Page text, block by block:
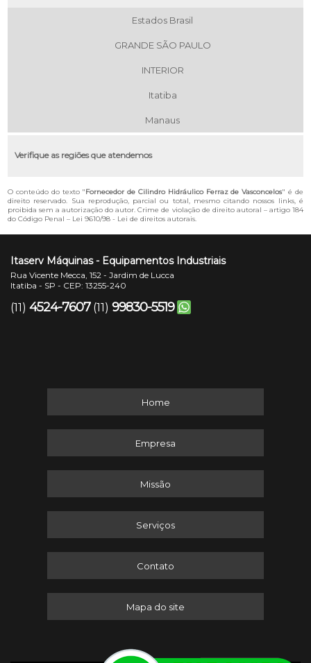
Estados Brasil
GRANDE SÃO PAULO
INTERIOR
Itatiba
Manaus
Verifique as regiões que atendemos
O conteúdo do texto "Fornecedor de Cilindro Hidráulico Ferraz de Vasconcelos" é de
direito reservado. Sua reprodução, parcial ou total, mesmo citando nossos links, é
proibida sem a autorização do autor. Crime de violação de direito autoral – artigo 184
do Código Penal – Lei 9610/98 - Lei de direitos autorais.
Itaserv Máquinas - Equipamentos Industriais
Rua Vicente Mecca, 152 - Jardim de Lucca
Itatiba - SP - CEP: 13255-240
(11) 4524-7607 (11) 99830-5519
Home
Empresa
Missão
Serviços
Contato
Mapa do site